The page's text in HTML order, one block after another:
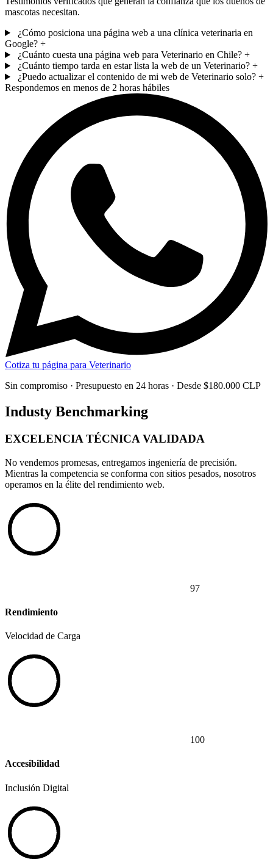
mascotas necesitan.
¿Cómo posiciona una página web a una clínica veterinaria en
Google? +
¿Cuánto cuesta una página web para Veterinario en Chile? +
¿Cuánto tiempo tarda en estar lista la web de un Veterinario? +
¿Puedo actualizar el contenido de mi web de Veterinario solo? +
Respondemos en menos de 2 horas hábiles
Cotiza tu página para Veterinario
Sin compromiso · Presupuesto en 24 horas · Desde $180.000 CLP
Industy Benchmarking
EXCELENCIA TÉCNICA VALIDADA
No vendemos promesas, entregamos ingeniería de precisión.
Mientras la competencia se conforma con sitios pesados, nosotros
operamos en la élite del rendimiento web.
97
Rendimiento
Velocidad de Carga
100
Accesibilidad
Inclusión Digital